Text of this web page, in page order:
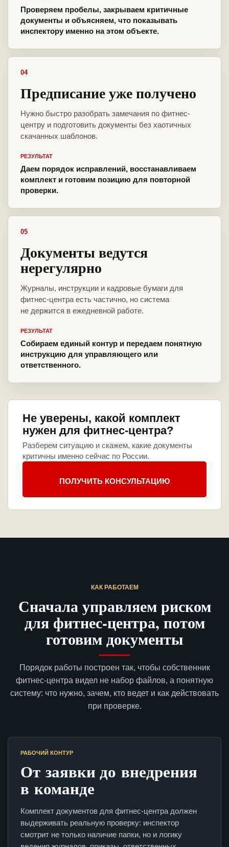
Проверяем пробелы, закрываем критичные
документы и объясняем, что показывать
инспектору именно на этом объекте.
04
Предписание уже получено
Нужно быстро разобрать замечания по фитнес-
центру и подготовить документы без хаотичных
скачанных шаблонов.
РЕЗУЛЬТАТ
Даем порядок исправлений, восстанавливаем
комплект и готовим позицию для повторной
проверки.
05
Документы ведутся
нерегулярно
Журналы, инструкции и кадровые бумаги для
фитнес-центра есть частично, но система
не держится в ежедневной работе.
РЕЗУЛЬТАТ
Собираем единый контур и передаем понятную
инструкцию для управляющего или
ответственного.
Не уверены, какой комплект
нужен для фитнес-центра?
Разберем ситуацию и скажем, какие документы
критичны именно сейчас по России.
ПОЛУЧИТЬ КОНСУЛЬТАЦИЮ
КАК РАБОТАЕМ
Сначала управляем риском
для фитнес-центра, потом
готовим документы
Порядок работы построен так, чтобы собственник
фитнес-центра видел не набор файлов, а понятную
систему: что нужно, зачем, кто ведет и как действовать
при проверке.
РАБОЧИЙ КОНТУР
От заявки до внедрения
в команде
Комплект документов для фитнес-центра должен
выдерживать реальную проверку: инспектор
смотрит не только наличие папки, но и логику